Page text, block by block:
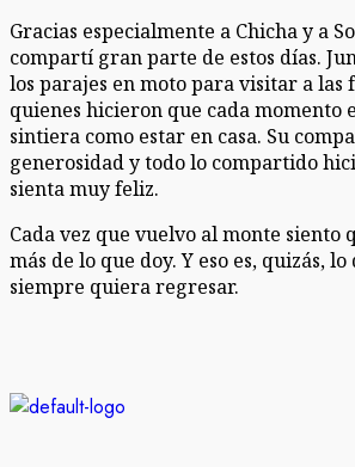
Gracias especialmente a Chicha y a
compartí gran parte de estos días.
los parajes en moto para visitar a las
quienes hicieron que cada momento
sintiera como estar en casa. Su
generosidad y todo lo compartido
sienta muy feliz.
Cada vez que vuelvo al monte siento
más de lo que doy. Y eso es, quizás,
siempre quiera regresar.